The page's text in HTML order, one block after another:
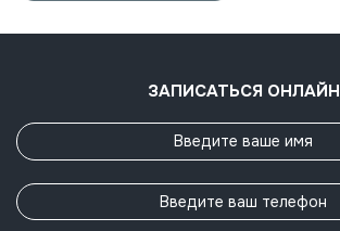
ЗАПИСАТЬСЯ ОНЛАЙН